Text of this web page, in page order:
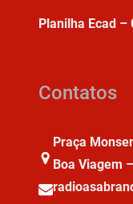
Planilha Ecad
Contatos
Praça
Boa Viagem